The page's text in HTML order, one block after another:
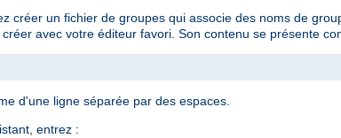
créer un fichier de groupes qui associe des noms de
avec votre éditeur favori. Son contenu se présente
d'une ligne séparée par des espaces.
entrez :